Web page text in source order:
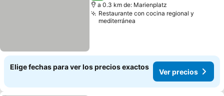
a 0.3 km de: Marienplatz
Restaurante con cocina regional y
mediterránea
Elige fechas para ver los precios exactos
Ver precios